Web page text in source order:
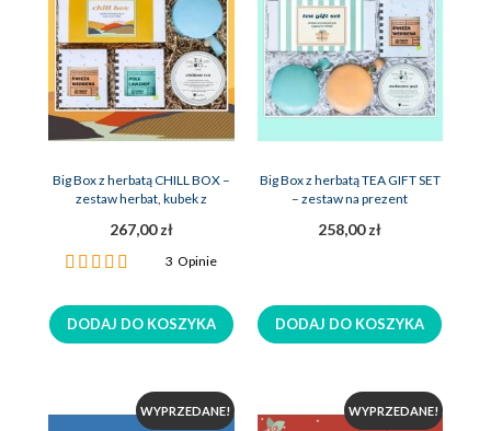
Big Box z herbatą CHILL BOX –
zestaw herbat, kubek z
267,00 zł
Ocena:
3Opinie
DODAJ DO KOSZYKA
Big Box z herbatą TEA GIFT SET
– zestaw na prezent
258,00 zł
DODAJ DO KOSZYKA
WYPRZEDANE! WYPRZEDANE!